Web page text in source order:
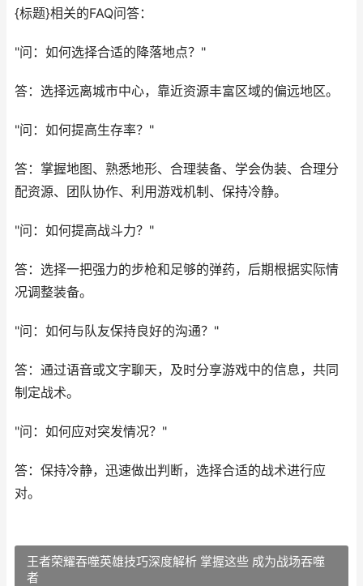
{标题}相关的FAQ问答：
问：如何选择合适的降落地点？
答：选择远离城市中心，靠近资源丰富区域的偏远地区。
问：如何提高生存率？
答：掌握地图、熟悉地形、合理装备、学会伪装、合理分
配资源、团队协作、利用游戏机制、保持冷静。
问：如何提高战斗力？
答：选择一把强力的步枪和足够的弹药，后期根据实际情
况调整装备。
问：如何与队友保持良好的沟通？
答：通过语音或文字聊天，及时分享游戏中的信息，共同
制定战术。
问：如何应对突发情况？
答：保持冷静，迅速做出判断，选择合适的战术进行应
对。
王者荣耀吞噬英雄技巧深度解析 掌握这些 成为战场吞噬
者